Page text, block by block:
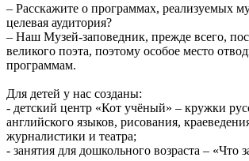
– Расскажите о программах, реализуемых
целевая аудитория?
– Наш Музей-заповедник, прежде всего,
великого поэта, поэтому особое место
программам.
Для детей у нас созданы:
- детский центр «Кот учёный» – кружки
английского языков, рисования,
журналистики и театра;
- занятия для дошкольного возраста – «Что